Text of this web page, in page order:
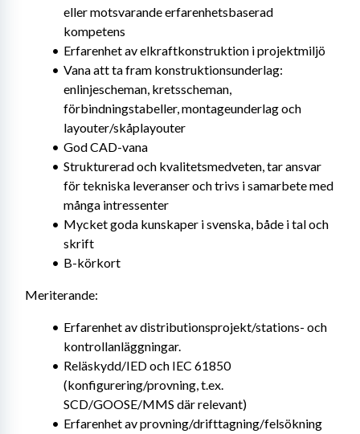
eller motsvarande erfarenhetsbaserad
kompetens
Erfarenhet av elkraftkonstruktion i projektmiljö
Vana att ta fram konstruktionsunderlag:
enlinjescheman, kretsscheman,
förbindningstabeller, montageunderlag och
layouter/skåplayouter
God CAD-vana
Strukturerad och kvalitetsmedveten, tar ansvar
för tekniska leveranser och trivs i samarbete med
många intressenter
Mycket goda kunskaper i svenska, både i tal och
skrift
B-körkort
Meriterande:
Erfarenhet av distributionsprojekt/stations- och
kontrollanläggningar.
Reläskydd/IED och IEC 61850
(konfigurering/provning, t.ex.
SCD/GOOSE/MMS där relevant)
Erfarenhet av provning/drifttagning/felsökning